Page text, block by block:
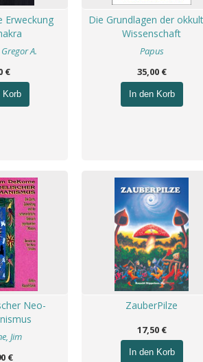
Erweckung
A.
€
Korb
Die Grundlagen der
Wissenschaft
Papus
35,00 €
In den Korb
Neo-
Jim
€
ZauberPilze
17,50 €
In den Korb